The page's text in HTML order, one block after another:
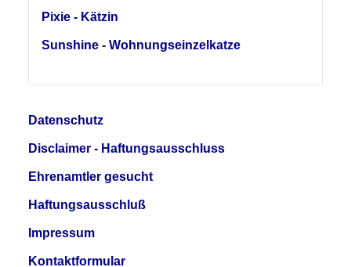
Pixie - Kätzin
Sunshine - Wohnungseinzelkatze
Datenschutz
Disclaimer - Haftungsausschluss
Ehrenamtler gesucht
Haftungsausschluß
Impressum
Kontaktformular